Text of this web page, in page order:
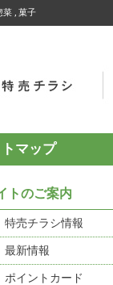
菜 , 菓子
マップ
トのご案内
特売チラシ情報
最新情報
ポイントカード